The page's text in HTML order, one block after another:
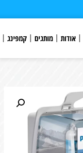
אודות מותגים קמפינג